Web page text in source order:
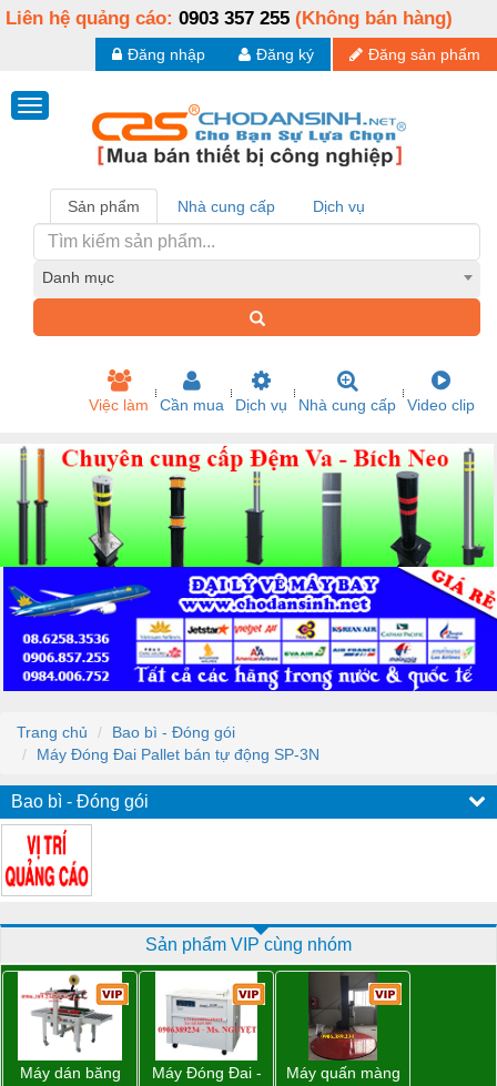
Liên hệ quảng cáo: 0903 357 255 (Không bán hàng)
Đăng sản phẩm
Đăng ký
Đăng nhập
Sản phẩm Nhà cung cấp Dịch vụ
Danh mục
Việc làm Cần mua Dịch vụ Nhà cung cấp Video clip
Trang chủ
Bao bì - Đóng gói
Máy Đóng Đai Pallet bán tự động SP-3N
Bao bì - Đóng gói
Sản phẩm VIP cùng nhóm
Máy dán băng
Máy Đóng Đai -
Máy quấn màng